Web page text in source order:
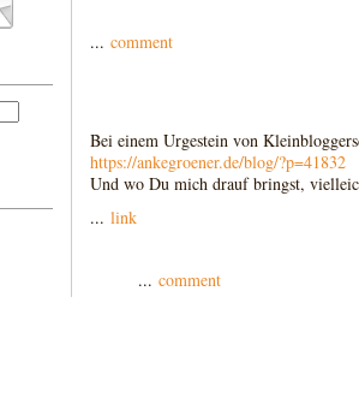
... comment
Bei einem Urgestein von
https://ankegroener.de/blog/?p=41832
Und wo Du mich drauf bringst,
... link
... comment